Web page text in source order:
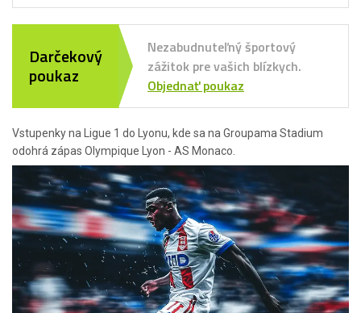
Vstupenky na Ligue 1 do Lyonu, kde sa na Groupama Stadium
odohrá zápas Olympique Lyon - AS Monaco.
Darčekový
poukaz
Nezabudnuteľný športový
zážitok pre vašich blízkych.
Objednať poukaz